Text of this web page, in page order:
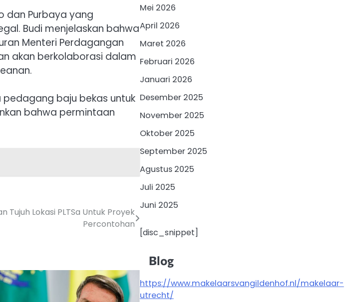
dan Purbaya yang
Budi menjelaskan bahwa
Menteri Perdagangan
akan berkolaborasi dalam
baju bekas untuk
bahwa permintaan
Tujuh Lokasi PLTSa Untuk Proyek
Percontohan
Mei 2026
April 2026
Maret 2026
Februari 2026
Januari 2026
Desember 2025
November 2025
Oktober 2025
September 2025
Agustus 2025
Juli 2025
Juni 2025
[disc_snippet]
Blog
https://www.makelaarsvangildenhof.nl/makelaar-
utrecht/